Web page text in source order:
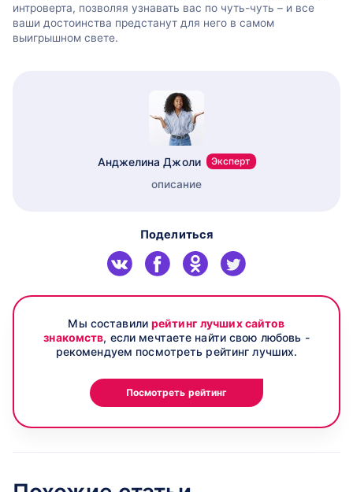
интроверта, позволяя узнавать вас по чуть-чуть – и все
ваши достоинства предстанут для него в самом
выигрышном свете.
Анджелина Джоли Эксперт
описание
Поделиться
Мы составилирейтинг лучших сайтов
знакомств, если мечтаете найти свою любовь -
рекомендуем посмотреть рейтинг лучших.
Посмотреть рейтинг